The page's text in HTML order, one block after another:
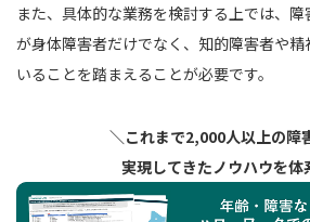
また、具体的な業務を検討する上では、
が身体障害者だけでなく、知的障害者や精
いることを踏まえることが必要です。
＼これまで2,000人以上の障
実現してきたノウハウを体